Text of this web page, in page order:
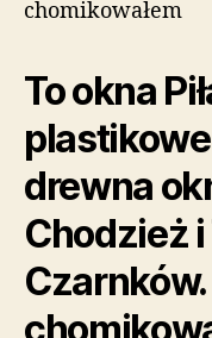
chomikowałem
To okna
drewna
Chodzież